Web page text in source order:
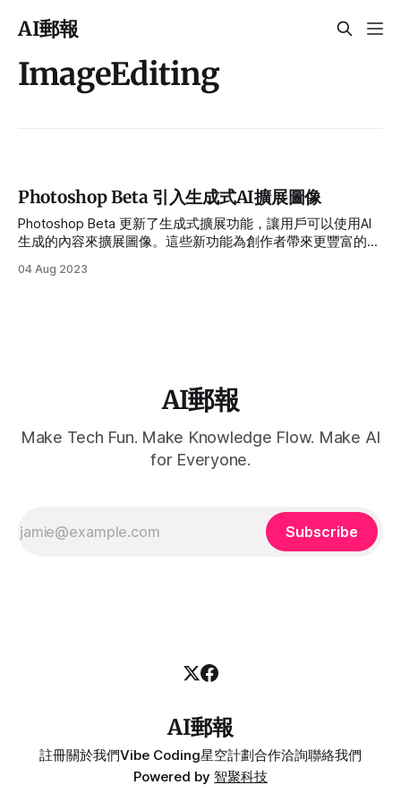
AI郵報
ImageEditing
Photoshop Beta 引入生成式AI擴展圖像
Photoshop Beta 更新了生成式擴展功能，讓用戶可以使用AI
生成的內容來擴展圖像。這些新功能為創作者帶來更豐富的創
出原始圖片大小，可選擇是否下文字指令，有效處理圖像過小
04 Aug 2023
AI郵報
Make Tech Fun. Make Knowledge Flow. Make AI
for Everyone.
Subscribe
AI郵報
註冊關於我們Vibe Coding星空計劃合作洽詢聯絡我們
Powered by 智聚科技